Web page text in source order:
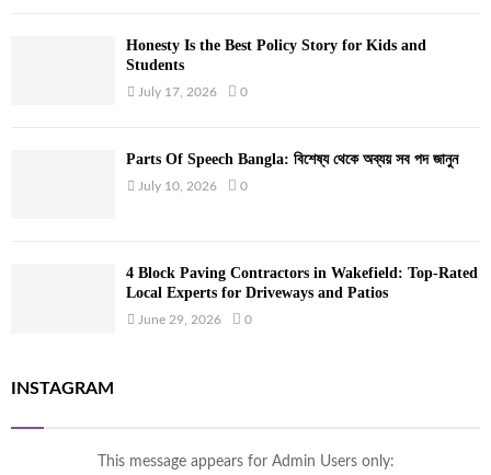
Honesty Is the Best Policy Story for Kids and
Students
July 17, 2026 0
Parts Of Speech Bangla: বিশেষ্য থেকে অব্যয় সব পদ জানুন
July 10, 2026 0
4 Block Paving Contractors in Wakefield: Top-Rated
Local Experts for Driveways and Patios
June 29, 2026 0
INSTAGRAM
This message appears for Admin Users only: